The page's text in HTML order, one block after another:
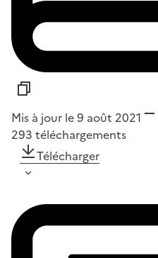
Mis à jour le 9 août 2021
293 téléchargements
Télécharger